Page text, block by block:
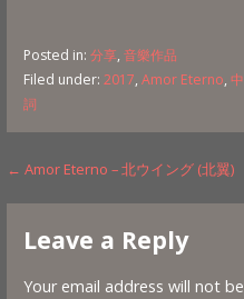
Posted in: 分享, 音樂作品
Filed under: 2017, Amor Eterno,
詞
Post
navigation
← Amor Eterno – 北ウイング (北翼)
Leave a Reply
Your email address will not